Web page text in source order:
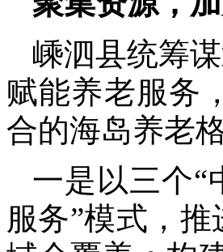
嵊泗县统筹
赋能养老服务
合的海岛养老格
一是以三个“
服务”模式，